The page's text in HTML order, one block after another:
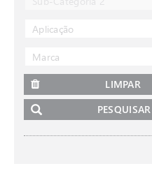
Aplicação
Marca
LIMPAR
PESQUISAR